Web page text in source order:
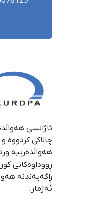
چالاکی کردووە
هەواڵدەرییە
ڕووداوەكانی
ڕاگەیەندنە
ئەژمار.